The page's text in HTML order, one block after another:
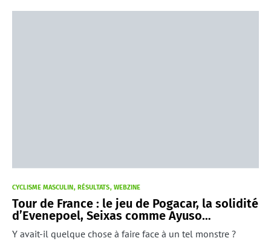
CYCLISME MASCULIN RÉSULTATS WEBZINE
Tour de France : le jeu de Pogacar, la solidité
d’Evenepoel, Seixas comme Ayuso…
Y avait-il quelque chose à faire face à un tel monstre ?